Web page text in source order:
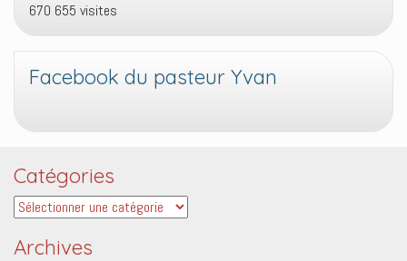
670 655 visites
Facebook du pasteur Yvan
Catégories
Catégories
Archives